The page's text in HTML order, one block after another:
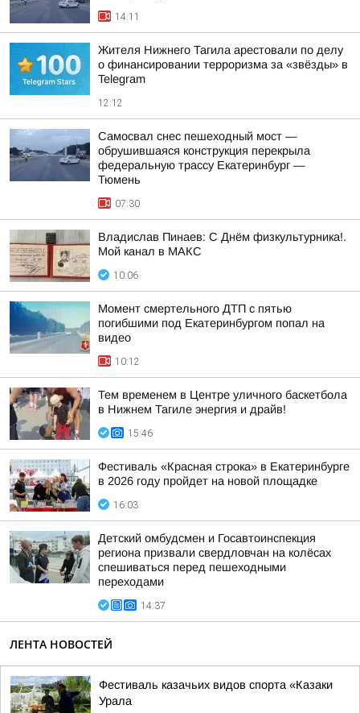
14:11
Жителя Нижнего Тагила арестовали по делу
о финансировании терроризма за «звёзды» в
Telegram
12:12
Самосвал снес пешеходный мост —
обрушившаяся конструкция перекрыла
федеральную трассу Екатеринбург —
Тюмень
07:30
Владислав Пинаев: С Днём физкультурника!.
Мой канал в МАКС
10:06
Момент смертельного ДТП с пятью
погибшими под Екатеринбургом попал на
видео
10:12
Тем временем в Центре уличного баскетбола
в Нижнем Тагиле энергия и драйв!
15:46
Фестиваль «Красная строка» в Екатеринбурге
в 2026 году пройдет на новой площадке
16:03
Детский омбудсмен и Госавтоинспекция
региона призвали свердловчан на колёсах
спешиваться перед пешеходными
переходами
14:37
ЛЕНТА НОВОСТЕЙ
Фестиваль казачьих видов спорта «Казаки
Урала